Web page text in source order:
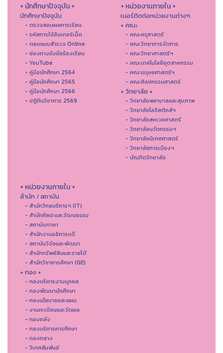
+ นักศึกษาปัจจุบัน +
นักศึกษาปัจจุบัน
- ตรวจสอบผลการเรียน
- รหัสการใช้อินเทอร์เน็ต
- ตอบแบบสำรวจ Online
- ช่องทางรับข้อร้องเรียน
- YouTube
- คู่มือนักศึกษา 2564
- คู่มือนักศึกษา 2565
- คู่มือนักศึกษา 2566
- ปฏิทินวิชาการ 2569
+ หน่วยงานภายใน +
เบอร์ติดต่อหน่วยงานต่างๆ
+ คณะ
- คณะครุศาสตร์
- คณะวิทยาการจัดการ
- คณะวิทยาศาสตร์ฯ
- คณะเทคโนโลยีอุตสาหกรรม
- คณะมนุษยศาสตร์ฯ
- คณะศิลปกรรมศาสตร์
+ วิทยาลัย +
- วิทยาลัยพยาบาลและสุขภาพ
- วิทยาลัยโลจิสติกส์ฯ
- วิทยาลัยสหเวชศาสตร์
- วิทยาลัยนวัตกรรมฯ
- วิทยาลัยนิเทศศาสตร์
- วิทยาลัยการเมืองฯ
- บัณฑิตวิทยาลัย
+ หน่วยงานภายใน +
สำนัก / สถาบัน
- สำนักวิทยบริการฯ (IT)
- สํานักศิลปะและวัฒนธรรม
- สถาบันภาษา
- สำนักงานอธิการบดี
- สถาบันวิจัยและพัฒนา
- สำนักทรัพย์สินและรายได้
- สำนักวิชาการศึกษา (GE)
+ กอง +
- กองบริหารงานบุคคล
- กองพัฒนานักศึกษา
- กองนโยบายและแผน
- งานทะเบียนและวัดผล
- กองคลัง
- กองบริการการศึกษา
- กองกลาง
- วิเทศสัมพันธ์